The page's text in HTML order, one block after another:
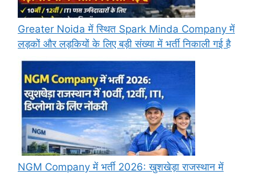
Greater Noida में स्थित Spark Minda Company में
लड़कों और लड़कियों के लिए बड़ी संख्या में भर्ती निकाली गई है
NGM Company में भर्ती 2026: खुशखेड़ा राजस्थान में